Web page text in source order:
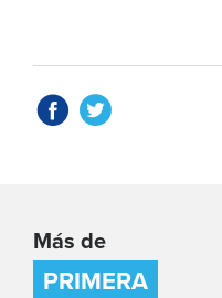
Más de
PRIMERA